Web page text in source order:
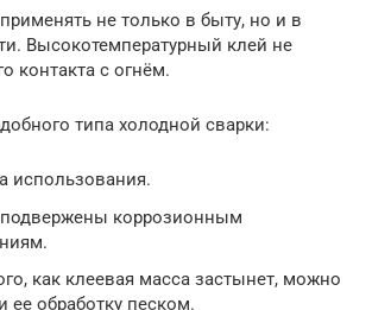
не только в быту, но и в
Высокотемпературный клей не
контакта с огнём.
типа холодной сварки:
использования.
коррозионным
как клеевая масса застынет, можно
ее обработку песком.